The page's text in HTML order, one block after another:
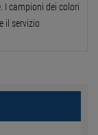
I campioni dei colori
il servizio